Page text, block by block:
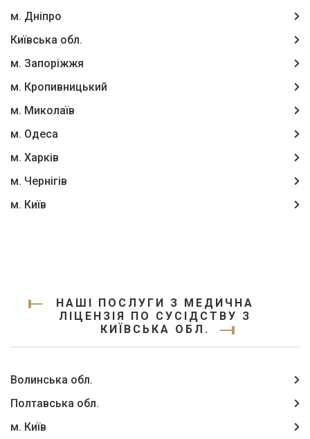
м. Дніпро
Київська обл.
м. Запоріжжя
м. Кропивницький
м. Миколаїв
м. Одеса
м. Харків
м. Чернігів
м. Київ
НАШІ ПОСЛУГИ З МЕДИЧНА
ЛІЦЕНЗІЯ ПО СУСІДСТВУ З
КИЇВСЬКА ОБЛ.
Волинська обл.
Полтавська обл.
м. Київ